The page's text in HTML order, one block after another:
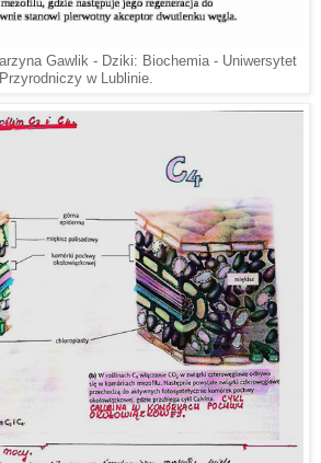
Gawlik - Dziki: Biochemia - Uniwersytet
Przyrodniczy w Lublinie.